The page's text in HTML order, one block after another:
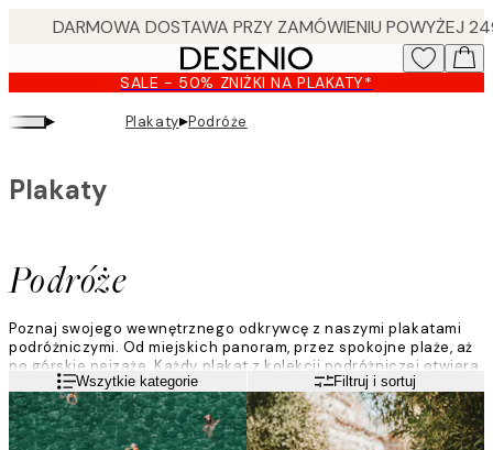
content.
SALE - 50% ZNIŻKI NA PLAKATY*
▸ Plakaty▸Podróże
Podróże
Plakaty
Poznaj swojego wewnętrznego odkrywcę z naszymi plakatami
podróżniczymi. Od miejskich panoram, przez spokojne plaże, aż
po górskie pejzaże. Każdy plakat z kolekcji podróżniczej otwiera
przed Tobą drzwi do innego zakątka świata. Zanurz się w nowych
kulturach i zapierających dech w piersiach krajobrazach.
Czytaj więcejWszytkie kategorie Filtruj i sortuj